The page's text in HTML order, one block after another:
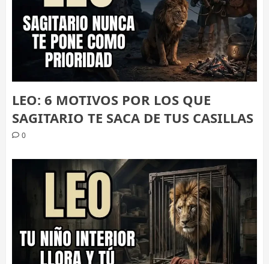
LEO: 6 MOTIVOS POR LOS QUE
SAGITARIO TE SACA DE TUS CASILLAS
0